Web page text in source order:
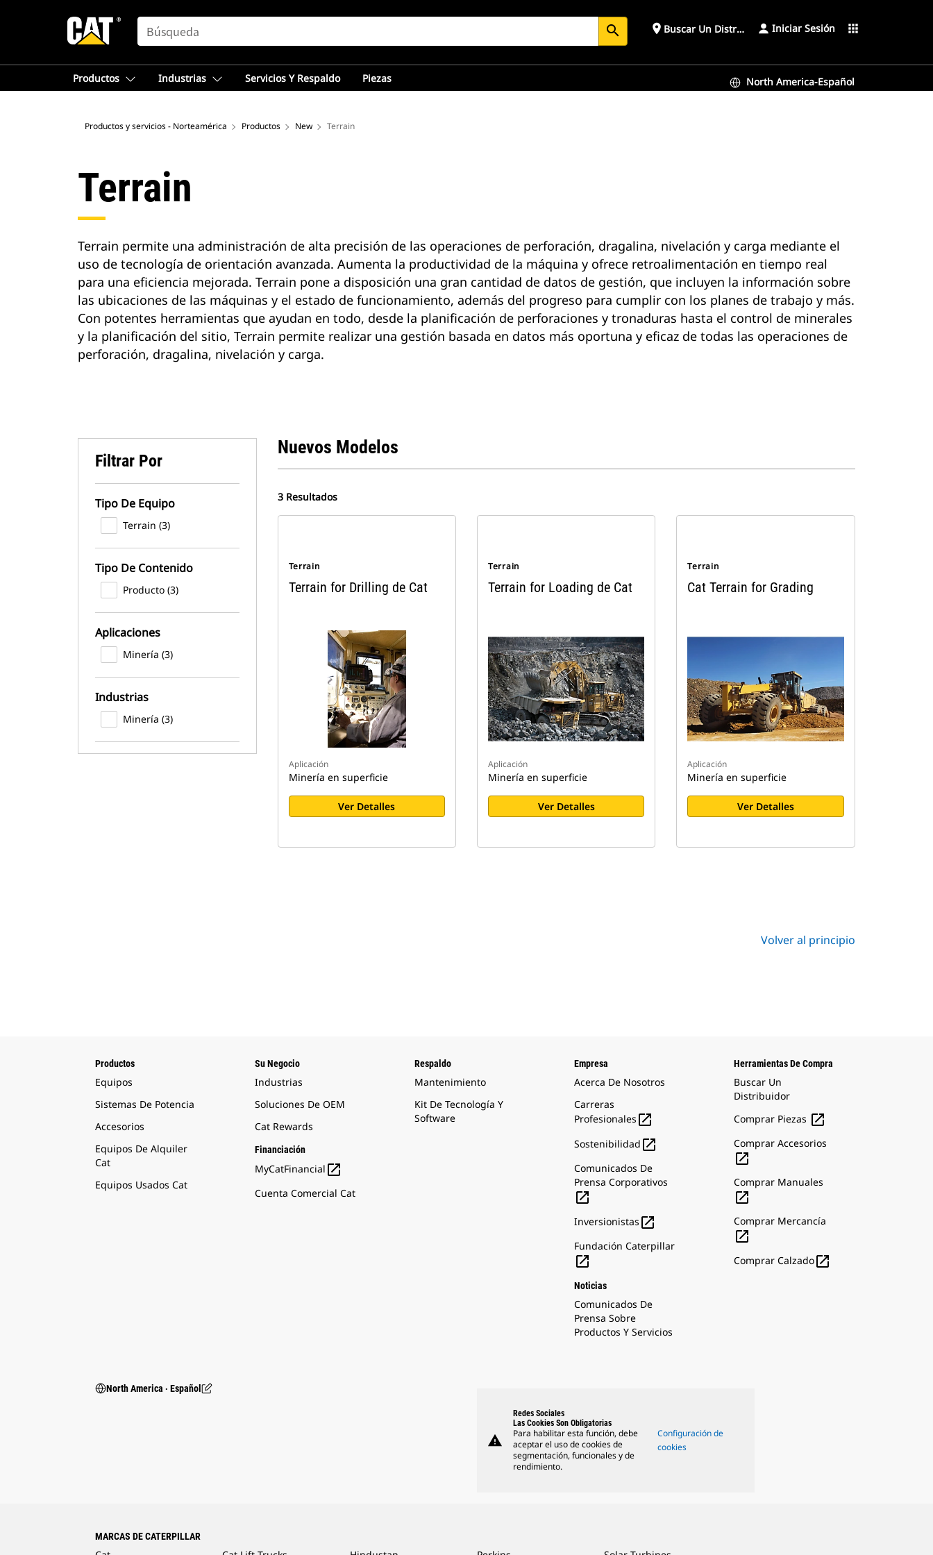
SEARCH search place Buscar Un Distribuidor Iniciar Sesión apps
Productos Industrias Servicios Y Respaldo Piezas North America-Español
Productos y servicios - Norteamérica Productos New Terrain
Terrain
Terrain permite una administración de alta precisión de las operaciones de perforación, dragalina, nivelación y carga mediante el
uso de tecnología de orientación avanzada. Aumenta la productividad de la máquina y ofrece retroalimentación en tiempo real
para una eficiencia mejorada. Terrain pone a disposición una gran cantidad de datos de gestión, que incluyen la información sobre
las ubicaciones de las máquinas y el estado de funcionamiento, además del progreso para cumplir con los planes de trabajo y más.
Con potentes herramientas que ayudan en todo, desde la planificación de perforaciones y tronaduras hasta el control de minerales
y la planificación del sitio, Terrain permite realizar una gestión basada en datos más oportuna y eficaz de todas las operaciones de
perforación, dragalina, nivelación y carga.
Filtrar Por
Tipo De Equipo
Terrain (3)
Tipo De Contenido
Producto (3)
Aplicaciones
Minería (3)
Industrias
Minería (3)
Nuevos Modelos
3 Resultados
Terrain
Terrain for Drilling de Cat
Aplicación
Minería en superficie
Ver Detalles
Terrain
Terrain for Loading de Cat
Aplicación
Minería en superficie
Ver Detalles
Terrain
Cat Terrain for Grading
Aplicación
Minería en superficie
Ver Detalles
Volver al principio
Productos
Equipos
Sistemas De Potencia
Accesorios
Equipos De Alquiler
Cat
Equipos Usados Cat
Su Negocio
Industrias
Soluciones De OEM
Cat Rewards
Financiación
MyCatFinancial 
Cuenta Comercial Cat
Respaldo
Mantenimiento
Kit De Tecnología Y
Software
Empresa
Acerca De Nosotros
Carreras
Profesionales 
Sostenibilidad 
Comunicados De
Prensa Corporativos

Inversionistas 
Fundación Caterpillar

Noticias
Comunicados De
Prensa Sobre
Productos Y Servicios
Herramientas De Compra
Buscar Un
Distribuidor
Comprar Piezas 
Comprar Accesorios

Comprar Manuales

Comprar Mercancía

Comprar Calzado
North America ‧ Español
warning
Redes Sociales
Las Cookies Son Obligatorias
Para habilitar esta función, debe
aceptar el uso de cookies de
segmentación, funcionales y de
rendimiento.
Configuración de
cookies
MARCAS DE CATERPILLAR